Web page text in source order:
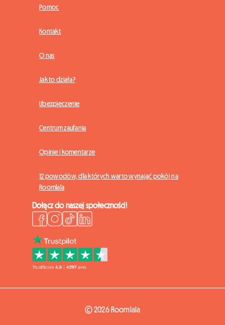
Pomoc
Kontakt
O nas
Jak to działa?
Ubezpieczenie
Centrum zaufania
Opinie i komentarze
12 powodów, dla których warto wynająć pokój na
Roomlala
Dołącz do naszej społeczności!
© 2026 Roomlala